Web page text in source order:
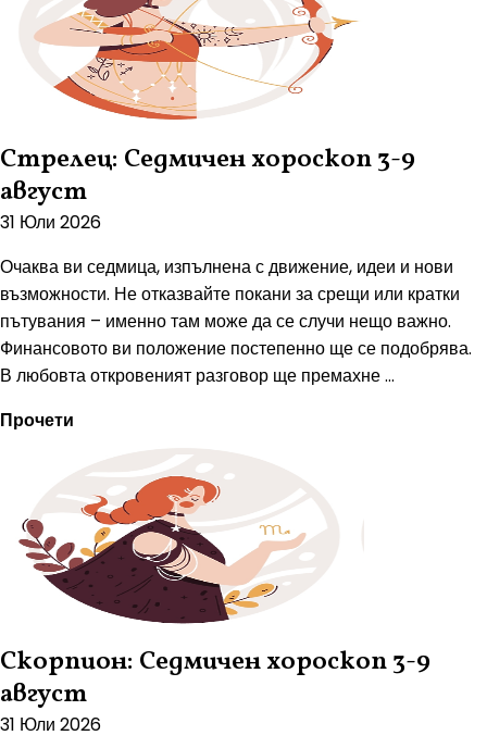
Стрелец: Седмичен хороскоп 3-9
август
31 Юли 2026
Очаква ви седмица, изпълнена с движение, идеи и нови
възможности. Не отказвайте покани за срещи или кратки
пътувания – именно там може да се случи нещо важно.
Финансовото ви положение постепенно ще се подобрява.
В любовта откровеният разговор ще премахне ...
Прочети
Скорпион: Седмичен хороскоп 3-9
август
31 Юли 2026